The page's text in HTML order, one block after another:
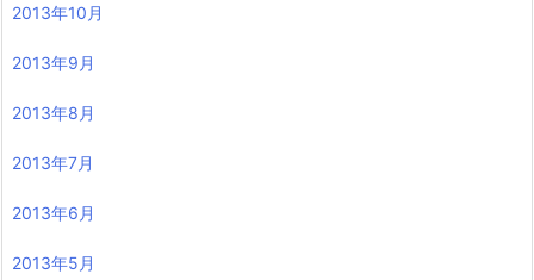
2013年10月
2013年9月
2013年8月
2013年7月
2013年6月
2013年5月